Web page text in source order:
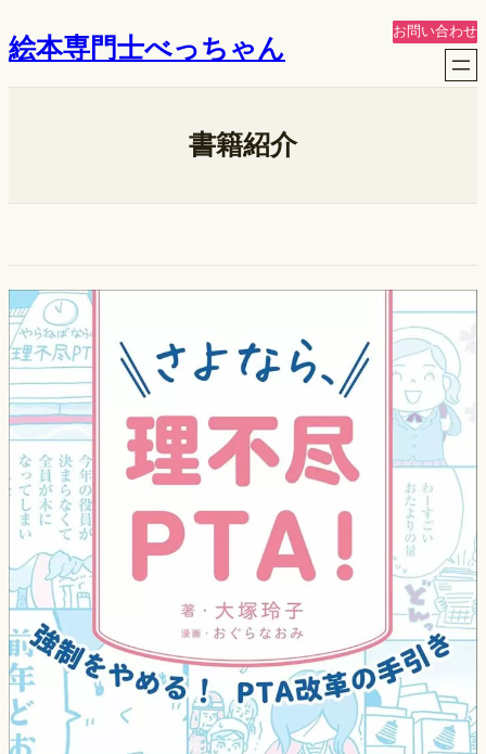
容
絵本専門士べっちゃん
お問い合わせ
書籍紹介